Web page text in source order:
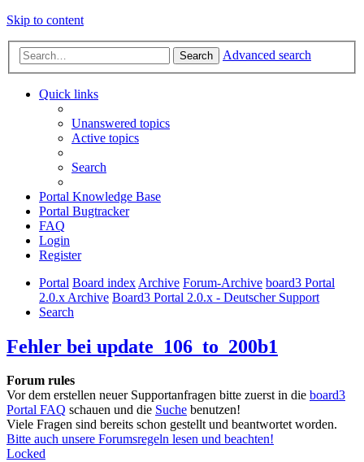
Skip to content
Search Advanced search
Quick links
Unanswered topics
Active topics
Search
Portal Knowledge Base
Portal Bugtracker
FAQ
Login
Register
Portal Board index Archive Forum-Archive board3 Portal
2.0.x Archive Board3 Portal 2.0.x - Deutscher Support
Search
Fehler bei update_106_to_200b1
Forum rules
Vor dem erstellen neuer Supportanfragen bitte zuerst in die board3
Portal FAQ schauen und die Suche benutzen!
Viele Fragen sind bereits schon gestellt und beantwortet worden.
Bitte auch unsere Forumsregeln lesen und beachten!
Locked